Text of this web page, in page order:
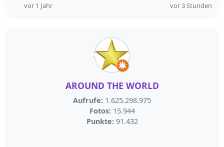
vor 1 Jahr vor 3 Stunden
AROUND THE WORLD
Aufrufe: 1.625.298.975
Fotos: 15.944
Punkte: 91.432